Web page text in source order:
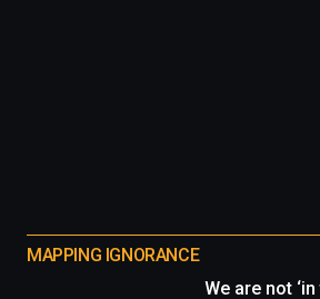
MAPPING IGNORANCE
We are not